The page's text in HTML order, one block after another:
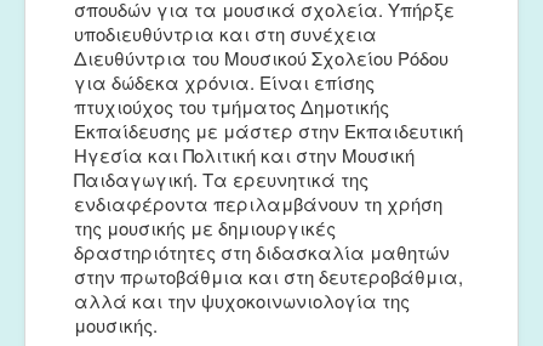
σπουδών για τα μουσικά σχολεία. Υπήρξε
υποδιευθύντρια και στη συνέχεια
Διευθύντρια του Μουσικού Σχολείου Ρόδου
για δώδεκα χρόνια. Είναι επίσης
πτυχιούχος του τμήματος Δημοτικής
Εκπαίδευσης με μάστερ στην Εκπαιδευτική
Ηγεσία και Πολιτική και στην Μουσική
Παιδαγωγική. Τα ερευνητικά της
ενδιαφέροντα περιλαμβάνουν τη χρήση
της μουσικής με δημιουργικές
δραστηριότητες στη διδασκαλία μαθητών
στην πρωτοβάθμια και στη δευτεροβάθμια,
αλλά και την ψυχοκοινωνιολογία της
μουσικής.